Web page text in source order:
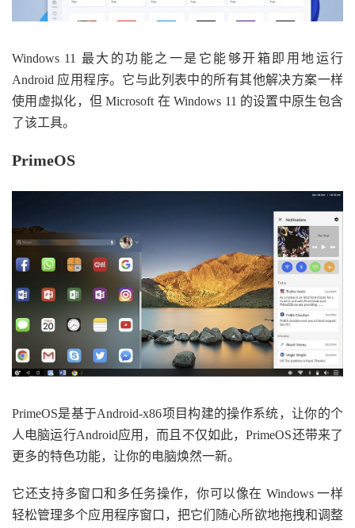
Windows 11 最大的功能之一是它能够开箱即用地运行
Android 应用程序。它与此列表中的所有其他解决方案一样
使用虚拟化，但 Microsoft 在 Windows 11 的设置中原生包含
了该工具。
PrimeOS
PrimeOS是基于Android-x86项目构建的操作系统，让你的个
人电脑运行Android应用，而且不仅如此，PrimeOS还带来了
更多的特色功能，让你的电脑焕然一新。
它还支持多窗口和多任务操作，你可以像在 Windows 一样
轻松管理多个应用程序窗口，把它们随心所欲地拖拽和调整